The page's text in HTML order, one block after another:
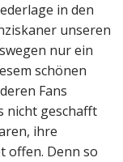
in den
unseren
nur ein
schönen
Fans
nicht geschafft
ihre
offen. Denn so